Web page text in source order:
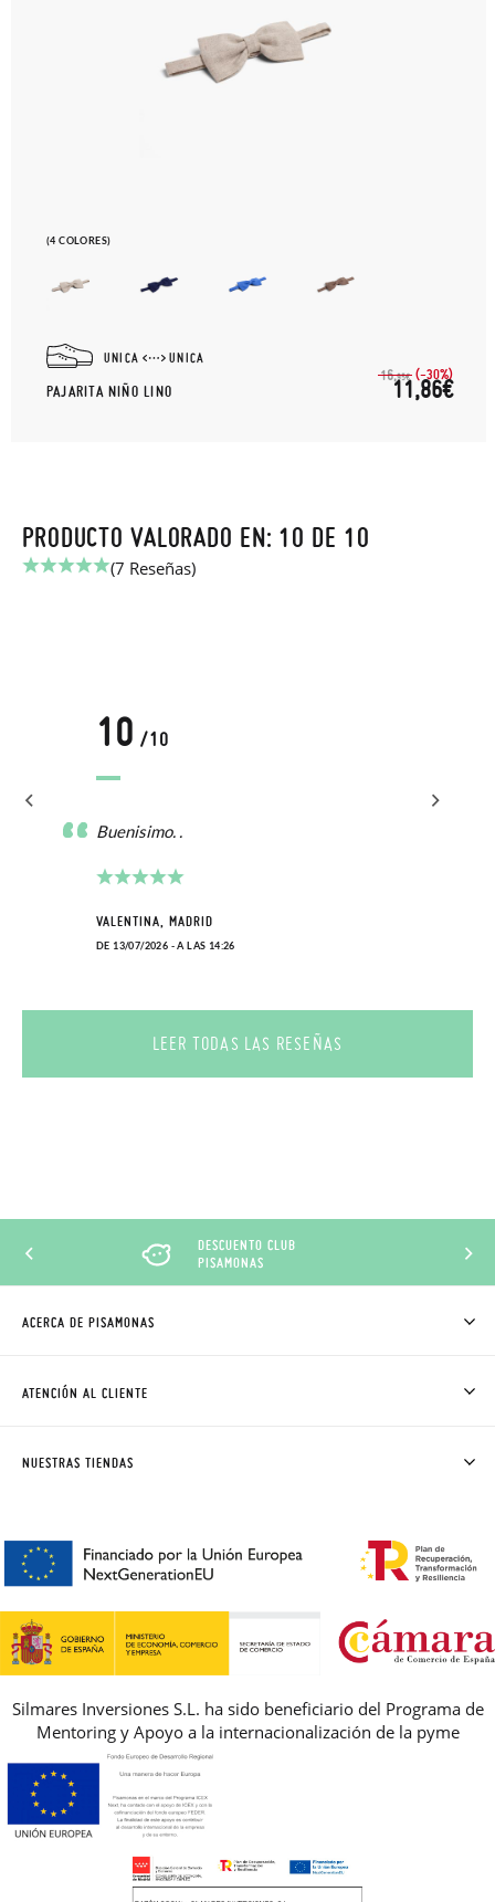
(4 COLORES)
UNICA UNICA
PAJARITA NIÑO LINO
16,95€ (-30%)
11,86€
PRODUCTO VALORADO EN: 10 DE 10
(7 Reseñas)
10 /10
Buenisimo. .
VALENTINA, MADRID
DE 13/07/2026 - A LAS 14:26
LEER TODAS LAS RESEÑAS
DESCUENTO CLUB
PISAMONAS
ACERCA DE PISAMONAS
CÓMO COMPRAR
AVISO LEGAL, PRIVACIDAD Y COOKIES
REBAJAS
ATENCIÓN AL CLIENTE
PREGUNTAS FRECUENTES
NUESTRAS TIENDAS
Silmares Inversiones S.L. ha sido beneficiario del Programa de
Mentoring y Apoyo a la internacionalización de la pyme